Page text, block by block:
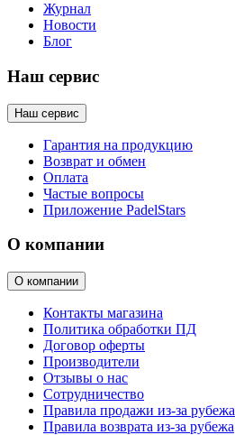
Журнал
Новости
Блог
Наш сервис
Наш сервис
Гарантия на продукцию
Возврат и обмен
Оплата
Частые вопросы
Приложение PadelStars
О компании
О компании
Контакты магазина
Политика обработки ПД
Договор оферты
Производители
Отзывы о нас
Сотрудничество
Правила продажи из-за рубежа
Правила возврата из-за рубежа